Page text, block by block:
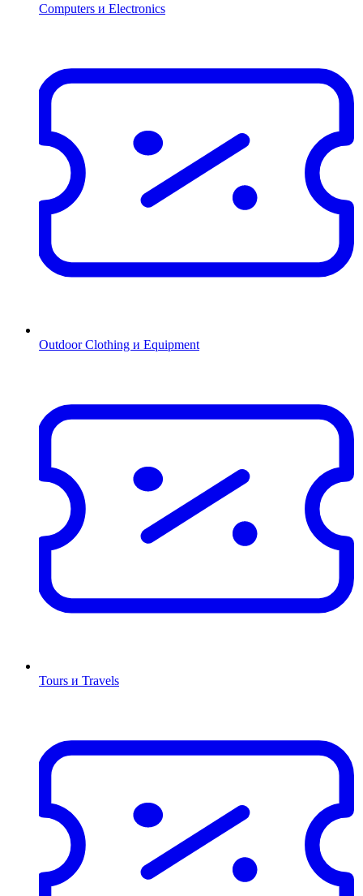
Computers и Electronics
Outdoor Clothing и Equipment
Tours и Travels